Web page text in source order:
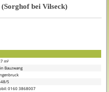
bei Vilseck)
m²
Bauzwang
5
0160 3868007